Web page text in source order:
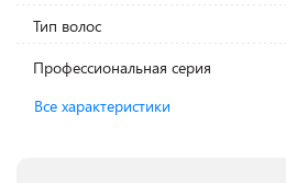
Тип волос
Профессиональная серия
Все характеристики